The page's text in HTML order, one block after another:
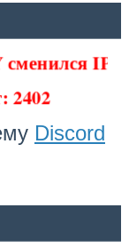
IP
2402
Discord